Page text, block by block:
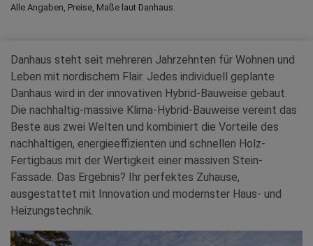
Alle Angaben, Preise, Maße laut Danhaus.
Danhaus steht seit mehreren Jahrzehnten für Wohnen und
Leben mit nordischem Flair. Jedes individuell geplante
Danhaus wird in der innovativen Hybrid-Bauweise gebaut.
Die nachhaltig-massive Klima-Hybrid-Bauweise vereint das
Beste aus zwei Welten und kombiniert die Vorteile des
nachhaltigen, energieeffizienten und schnellen Holz-
Fertigbaus mit der Wertigkeit einer massiven Stein-
Fassade. Das Ergebnis? Ihr perfektes Zuhause,
ausgestattet mit Innovation und modernster Haus- und
Heizungstechnik.